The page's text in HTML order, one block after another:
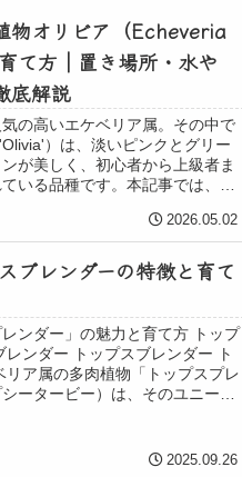
物オリビア（Echeveria
て方｜置き場所・水や
底解説
の高いエケベリア属。その中で
）は、淡いピンクとグリー
が美しく、初心者から上級者ま
いる品種です。本記事では、オ
2026.05.02
ブレンダーの特徴と育て
ンダー」の魅力と育て方 トップ
ンダー トップスブレンダー ト
リア属の多肉植物「トップスプレ
ータービー）は、そのユニーク
2025.09.26